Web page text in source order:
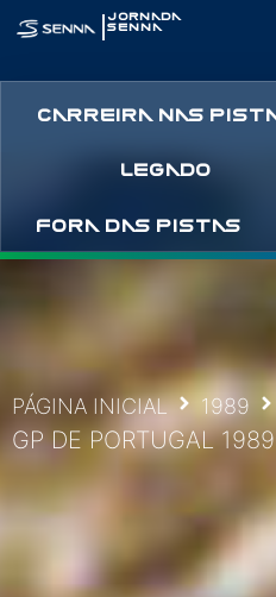
| JORNADA
SENNA
CARREIRA NAS
LEGADO
FORA DAS PISTAS
PÁGINA INICIAL 1989
GP DE PORTUGAL 1989